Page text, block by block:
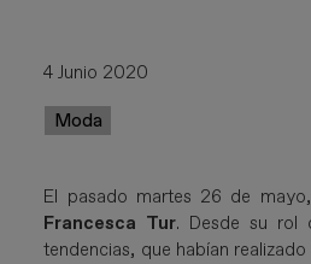
4 Junio 2020
Moda
El pasado martes 26 de
Francesca Tur. Desde su rol
tendencias, que habían